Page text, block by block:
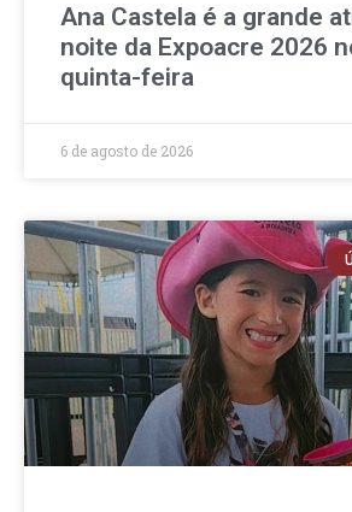
Ana Castela é a grande
noite da Expoacre 2026
quinta-feira
6 de agosto de 2026